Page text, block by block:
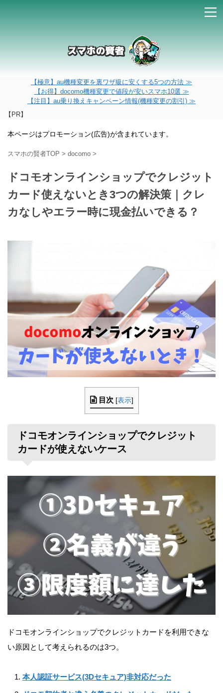
【極意】au機種変更を裏ワザ級に安くする5つの方法 ≫
【お得】docomo機種変更で値段が安いスマホ10選 ≫
【注目】au乗り換えキャンペーン情報(機種変更の割引) ≫
【PR】
本ページはプロモーション(広告)が含まれています。
スマホの賢者TOP > docomo >
ドコモオンラインショップでクレジット
カード使えないとき3つの解決策｜クレ
カなしやエラー時に現金払いできる？
目次 [表示]
ドコモオンラインショップでクレジット
カードが使えないケース
ドコモオンラインショップでクレジットカードを利用できな
い原因として考えられるのは3つ。
本人認証サービス(3Dセキュア)非対応だった